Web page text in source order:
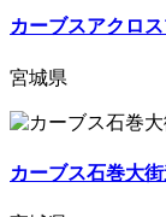
カーブスアクロ
宮城県
カーブス石巻大